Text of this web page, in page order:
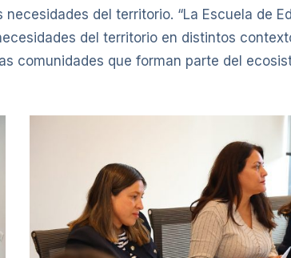
del territorio. “La Escuela de
del territorio en distintos
comunidades que forman parte del